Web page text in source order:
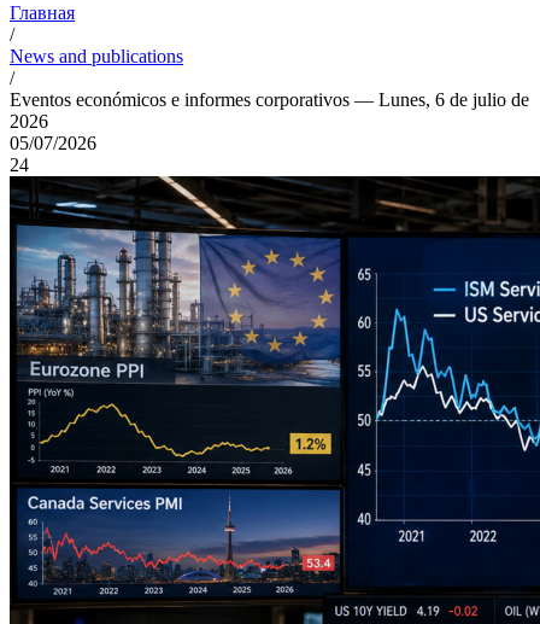
Главная
/
News and publications
/
Eventos económicos e informes corporativos — Lunes, 6 de julio de
2026
05/07/2026
24